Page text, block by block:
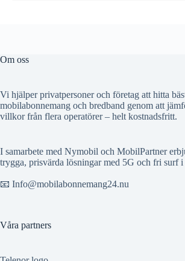
Om oss
Vi hjälper privatpersoner och företag att hitta
mobilabonnemang och bredband genom att
villkor från flera operatörer – helt kostnadsfritt.
I samarbete med Nymobil och MobilPartner
trygga, prisvärda lösningar med 5G och fri surf i
📧 Info@mobilabonnemang24.nu
Våra partners